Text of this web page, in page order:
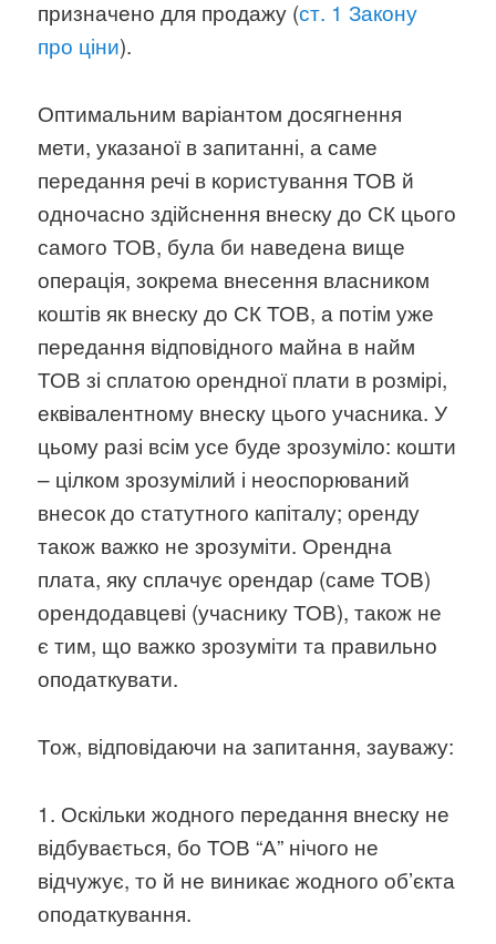
призначено для продажу (ст. 1 Закону
про ціни).
Оптимальним варіантом досягнення
мети, указаної в запитанні, а саме
передання речі в користування ТОВ й
одночасно здійснення внеску до СК цього
самого ТОВ, була би наведена вище
операція, зокрема внесення власником
коштів як внеску до СК ТОВ, а потім уже
передання відповідного майна в найм
ТОВ зі сплатою орендної плати в розмірі,
еквівалентному внеску цього учасника. У
цьому разі всім усе буде зрозуміло: кошти
– цілком зрозумілий і неоспорюваний
внесок до статутного капіталу; оренду
також важко не зрозуміти. Орендна
плата, яку сплачує орендар (саме ТОВ)
орендодавцеві (учаснику ТОВ), також не
є тим, що важко зрозуміти та правильно
оподаткувати.
Тож, відповідаючи на запитання, зауважу:
1. Оскільки жодного передання внеску не
відбувається, бо ТОВ “А” нічого не
відчужує, то й не виникає жодного об’єкта
оподаткування.